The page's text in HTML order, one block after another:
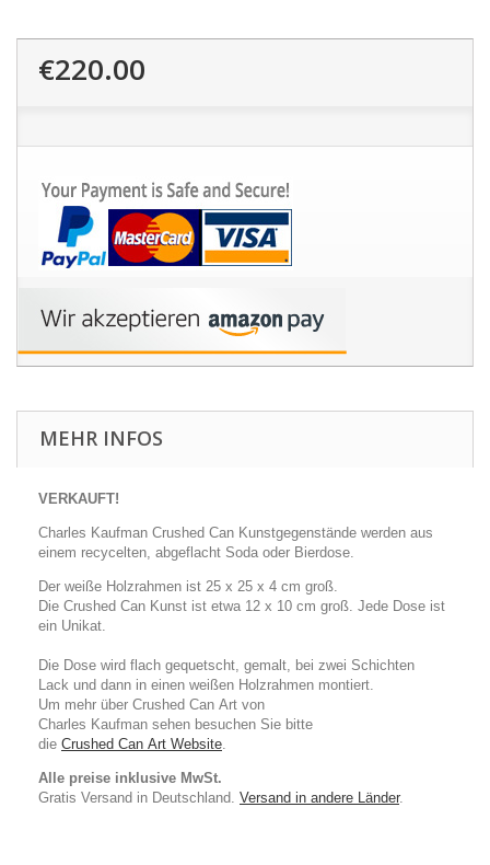
€220.00
MEHR INFOS
VERKAUFT!
Charles Kaufman Crushed Can Kunstgegenstände werden aus
einem recycelten, abgeflacht Soda oder Bierdose.
Der weiße Holzrahmen ist 25 x 25 x 4 cm groß.
Die Crushed Can Kunst ist etwa 12 x 10 cm groß. Jede Dose ist
ein Unikat.
Die Dose wird flach gequetscht, gemalt, bei zwei Schichten
Lack und dann in einen weißen Holzrahmen montiert.
Um mehr über Crushed Can Art von
Charles Kaufman sehen besuchen Sie bitte
die Crushed Can Art Website.
Alle preise inklusive MwSt.
Gratis Versand in Deutschland. Versand in andere Länder.